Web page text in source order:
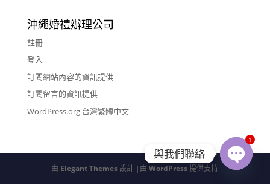
沖繩婚禮辦理公司
註冊
登入
訂閱網站內容的資訊提供
訂閱留言的資訊提供
WordPress.org 台灣繁體中文
由 Elegant Themes設計 |由WordPress提供支持
與我們聯絡
1